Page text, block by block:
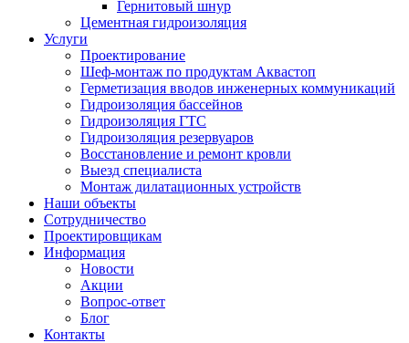
Гернитовый шнур
Цементная гидроизоляция
Услуги
Проектирование
Шеф-монтаж по продуктам Аквастоп
Герметизация вводов инженерных коммуникаций
Гидроизоляция бассейнов
Гидроизоляция ГТС
Гидроизоляция резервуаров
Восстановление и ремонт кровли
Выезд специалиста
Монтаж дилатационных устройств
Наши объекты
Сотрудничество
Проектировщикам
Информация
Новости
Акции
Вопрос-ответ
Блог
Контакты